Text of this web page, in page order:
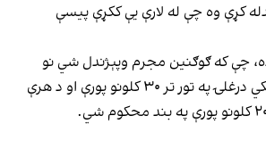
کړې وه چې له لارې یې ککړې پیسې
چې که ګوګنین مجرم وپېژندل شي نو
نوموړی به د هرې بانکي درغلۍ په تور تر ۳۰ کلونو پورې او د هرې